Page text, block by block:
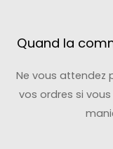
Quand la
Ne vous attendez
vos ordres si